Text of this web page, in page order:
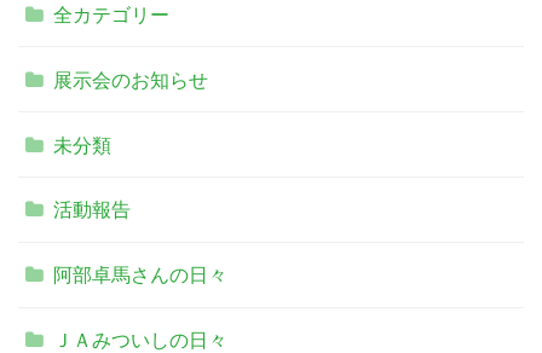
全カテゴリー
展示会のお知らせ
未分類
活動報告
阿部卓馬さんの日々
ＪＡみついしの日々